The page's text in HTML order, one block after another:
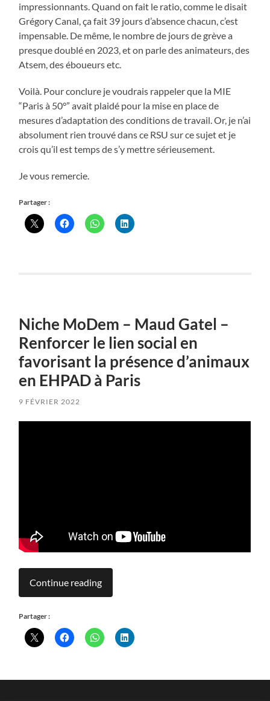
impressionnants. Quand on fait le ratio, comme le disait
Grégory Canal, ça fait 39 jours d’absence chacun, c’est
impensable. De même, le nombre de jours de grève a
presque doublé en 2023, et on parle des animateurs, des
Atsem, des éboueurs etc.
Voilà. Pour conclure je voudrais rappeler que la MIE
“Paris à 50°” avait plaidé pour la mise en place de
mesures d’adaptation des conditions de travail. Or, je n’ai
absolument rien trouvé dans ce RSU sur ce sujet et je
crois qu’il est temps de s’y mettre sérieusement.
Je vous remercie.
Partager :
Niche MoDem – Maud Gatel –
Renforcer le lien social en
favorisant la présence d’animaux
en EHPAD à Paris
9 FÉVRIER 2022
Continue reading
Partager :